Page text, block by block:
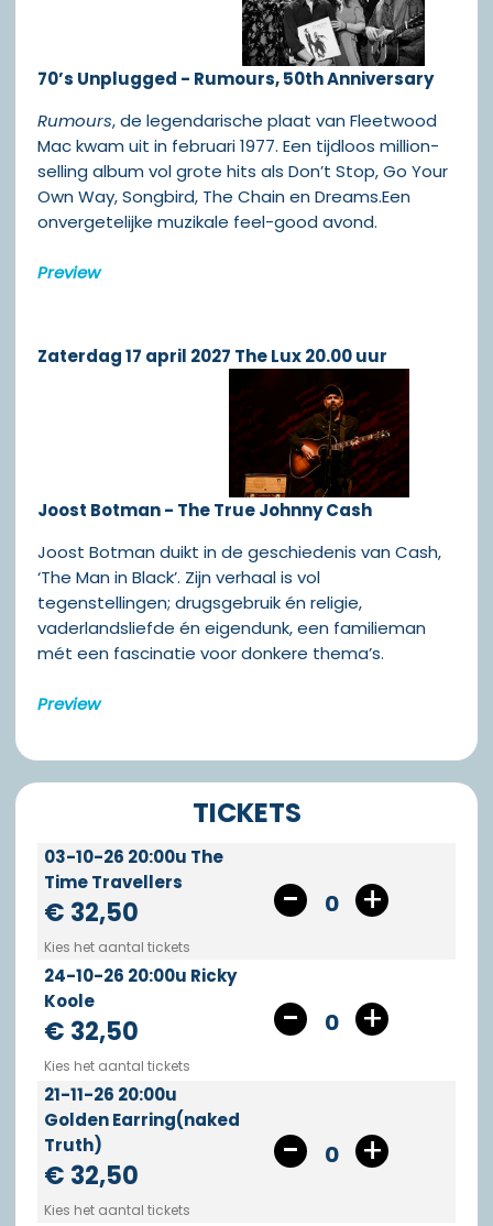
70’s Unplugged - Rumours, 50th Anniversary
Rumours, de legendarische plaat van Fleetwood
Mac kwam uit in februari 1977. Een tijdloos million-
selling album vol grote hits als Don’t Stop, Go Your
Own Way, Songbird, The Chain en Dreams.Een
onvergetelijke muzikale feel-good avond.
Preview
Zaterdag 17 april 2027 The Lux 20.00 uur
Joost Botman - The True Johnny Cash
Joost Botman duikt in de geschiedenis van Cash,
‘The Man in Black’. Zijn verhaal is vol
tegenstellingen; drugsgebruik én religie,
vaderlandsliefde én eigendunk, een familieman
mét een fascinatie voor donkere thema’s.
Preview
TICKETS
03-10-26 20:00u The
Time Travellers
€ 32,50 0
Kies het aantal tickets
24-10-26 20:00u Ricky
Koole
€ 32,50 0
Kies het aantal tickets
21-11-26 20:00u
Golden Earring(naked
Truth)
€ 32,50
0
Kies het aantal tickets